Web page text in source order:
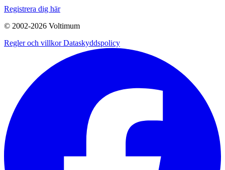
Registrera dig här
© 2002-2026 Voltimum
Regler och villkorDataskyddspolicy